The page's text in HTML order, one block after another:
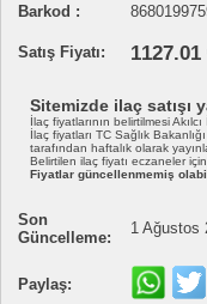
Barkod :
Satış Fiyatı: 1127.01
Sitemizde ilaç satışı
İlaç fiyatlarının belirtilmesi
İlaç fiyatları TC Sağlık
tarafından haftalık olarak
Belirtilen ilaç fiyatı eczaneler
Fiyatlar güncellenmemiş
Son
Güncelleme:
1 Ağustos
Paylaş: